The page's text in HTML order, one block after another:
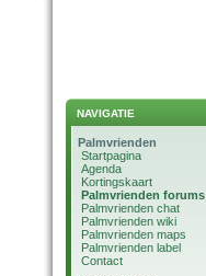
NAVIGATIE
Palmvrienden
Startpagina
Agenda
Kortingskaart
Palmvrienden forums
Palmvrienden chat
Palmvrienden wiki
Palmvrienden maps
Palmvrienden label
Contact